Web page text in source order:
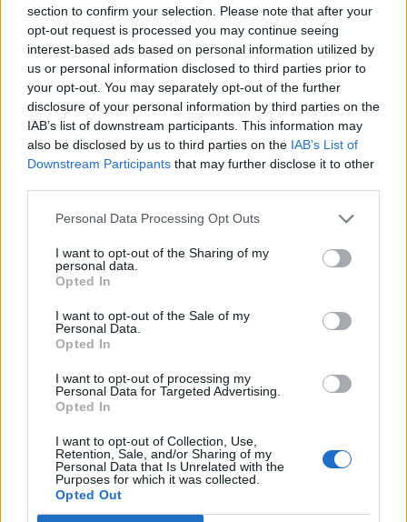
section to confirm your selection. Please note that after your
opt-out request is processed you may continue seeing
interest-based ads based on personal information utilized by
us or personal information disclosed to third parties prior to
your opt-out. You may separately opt-out of the further
disclosure of your personal information by third parties on the
IAB’s list of downstream participants. This information may
also be disclosed by us to third parties on the IAB’s List of
Downstream Participants that may further disclose it to other
Personal Data Processing Opt Outs
I want to opt-out of the Sharing of my
personal data.
Opted In
I want to opt-out of the Sale of my
Personal Data.
Opted In
I want to opt-out of processing my
Personal Data for Targeted Advertising.
Opted In
I want to opt-out of Collection, Use,
Retention, Sale, and/or Sharing of my
Personal Data that Is Unrelated with the
Purposes for which it was collected.
Opted Out
Pur confermando quanto già annunciato, come
la presenza di due versioni del gioco, una
classica e una potenziata, il trailer sottolinea il
ritorno di una delle storie più complesse e
amate dell’universoFinal Fantasy, raccontata
con uno stile moderno, ma fedele allo spirito
settembre su tutte le principali piattaforme: PC,
PS5, Xbox Series X|S, Switch
Navigazione
articoli
PRECEDENTE
patch 7.3 di FFXIV
SEGUENTE
due nuovi giochi da